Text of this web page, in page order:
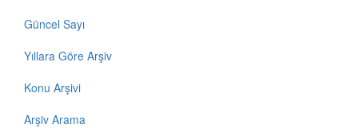
Güncel Sayı
Yıllara Göre Arşiv
Konu Arşivi
Arşiv Arama